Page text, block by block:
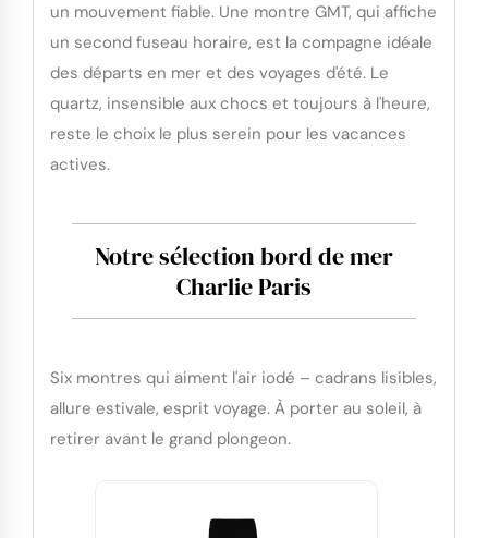
un mouvement fiable. Une montre GMT, qui affiche
un second fuseau horaire, est la compagne idéale
des départs en mer et des voyages d'été. Le
quartz, insensible aux chocs et toujours à l'heure,
reste le choix le plus serein pour les vacances
actives.
Notre sélection bord de mer
Charlie Paris
Six montres qui aiment l'air iodé – cadrans lisibles,
allure estivale, esprit voyage. À porter au soleil, à
retirer avant le grand plongeon.